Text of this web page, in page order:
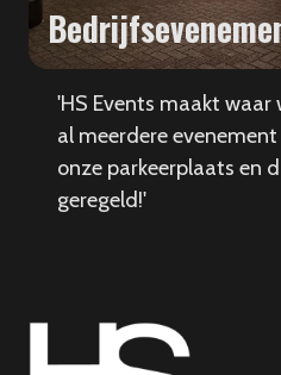
'HS Events maakt waar
al meerdere
onze parkeerplaats en
geregeld!'